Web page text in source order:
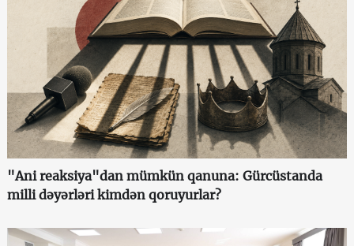
"Ani reaksiya"dan mümkün qanuna: Gürcüstanda
milli dəyərləri kimdən qoruyurlar?